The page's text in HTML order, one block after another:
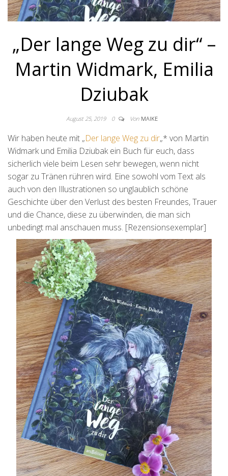
„Der lange Weg zu dir“ –
Martin Widmark, Emilia
Dziubak
August 25, 2019 0 Von MAIKE
Wir haben heute mit „Der lange Weg zu dir„* von Martin
Widmark und Emilia Dziubak ein Buch für euch, dass
sicherlich viele beim Lesen sehr bewegen, wenn nicht
sogar zu Tränen rühren wird. Eine sowohl vom Text als
auch von den Illustrationen so unglaublich schöne
Geschichte über den Verlust des besten Freundes, Trauer
und die Chance, diese zu überwinden, die man sich
unbedingt mal anschauen muss. [Rezensionsexemplar]